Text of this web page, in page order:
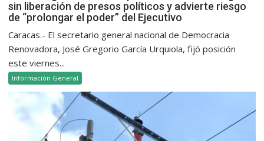
sin liberación de presos políticos y advierte riesgo
de “prolongar el poder” del Ejecutivo
Caracas.- El secretario general nacional de Democracia
Renovadora, José Gregorio García Urquiola, fijó posición
este viernes...
Información General